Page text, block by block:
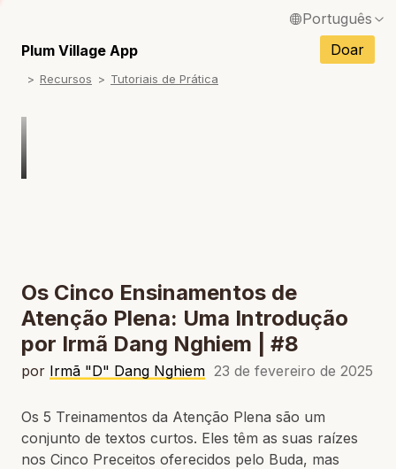
Português
Plum Village App Doar
Recursos Tutoriais de Prática
Os Cinco Ensinamentos de
Atenção Plena: Uma Introdução
por Irmã Dang Nghiem | #8
por Irmã "D" Dang Nghiem 23 de fevereiro de 2025
Os 5 Treinamentos da Atenção Plena são um
conjunto de textos curtos. Eles têm as suas raízes
nos Cinco Preceitos oferecidos pelo Buda, mas